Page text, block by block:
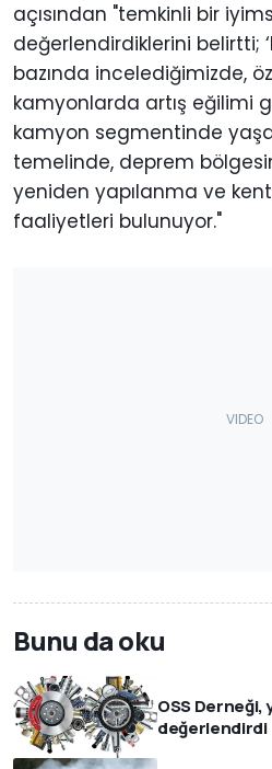
açısından "temkinli bir
değerlendirdiklerini belirtti;
bazında incelediğimizde,
kamyonlarda artış eğilimi
kamyon segmentinde
temelinde, deprem
yeniden yapılanma ve
faaliyetleri bulunuyor."
Bunu da oku
OSS Derneği,
değerlendirdi